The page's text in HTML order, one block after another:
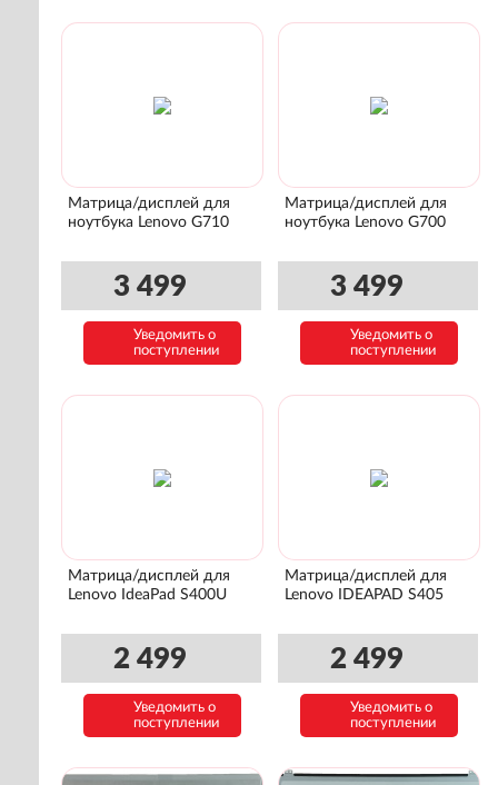
Матрица/дисплей для
ноутбука Lenovo G710
3 499
Уведомить о
поступлении
Матрица/дисплей для
ноутбука Lenovo G700
3 499
Уведомить о
поступлении
Матрица/дисплей для
Lenovo IdeaPad S400U
2 499
Уведомить о
поступлении
Матрица/дисплей для
Lenovo IDEAPAD S405
2 499
Уведомить о
поступлении